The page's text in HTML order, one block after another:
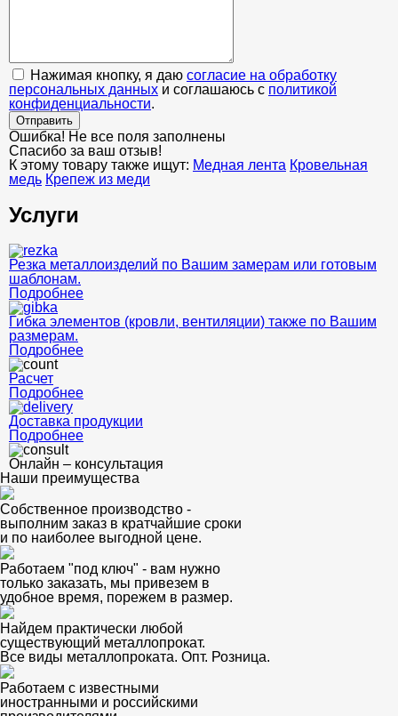
Нажимая кнопку, я даю согласие на обработку
персональных данных и соглашаюсь с политикой
конфиденциальности.
Отправить
Ошибка! Не все поля заполнены
Спасибо за ваш отзыв!
К этому товару также ищут: Медная лента Кровельная
медь Крепеж из меди
Услуги
Резка металлоизделий по Вашим замерам или готовым
шаблонам.
Подробнее
Гибка элементов (кровли, вентиляции) также по Вашим
размерам.
Подробнее
Расчет
Подробнее
Доставка продукции
Подробнее
Онлайн – консультация
Наши преимущества
Собственное производство -
выполним заказ в кратчайшие сроки
и по наиболее выгодной цене.
Работаем "под ключ" - вам нужно
только заказать, мы привезем в
удобное время, порежем в размер.
Найдем практически любой
существующий металлопрокат.
Все виды металлопроката. Опт. Розница.
Работаем с известными
иностранными и российскими